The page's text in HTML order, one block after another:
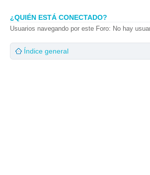
¿QUIÉN ESTÁ CONECTADO?
Usuarios navegando por este Foro: No hay
Índice general